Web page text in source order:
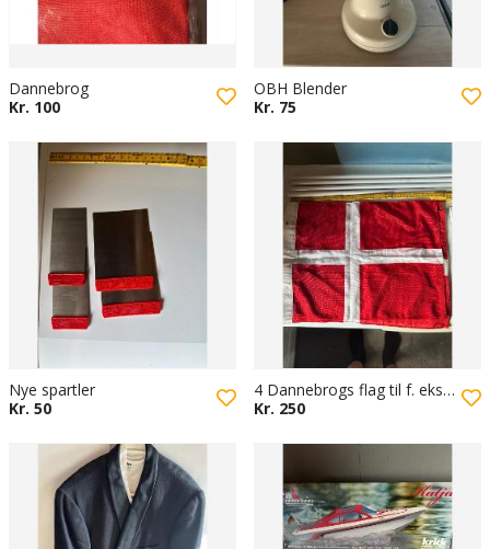
Dannebrog
Kr. 100
OBH Blender
Kr. 75
Nye spartler
Kr. 50
4 Dannebrogs flag til f. eks. vejbod
Kr. 250